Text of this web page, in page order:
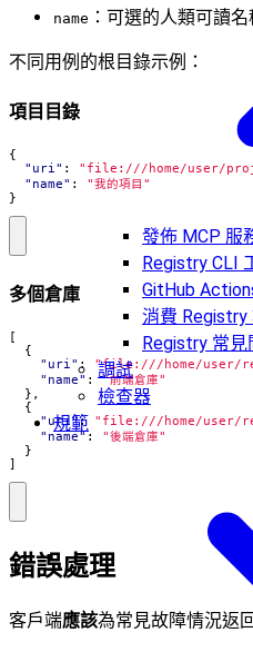
發佈 MCP 服
Registry CLI
GitHub
消費 Registry
Registry 常見
調試
檢查器
規範
name ：可選的人類可讀
不同用例的根目錄示例：
項目目錄
{
"uri" : "file:///home/user/
"name" :
"我的項目"
}
多個倉庫
[
{
"uri" : "file:///home/user/
"name" :
"前端倉庫"
},
{
"uri": "file:///home/user/
"name":
"後端倉庫"
}
]
錯誤處理
客戶端應該為常見故障情況返